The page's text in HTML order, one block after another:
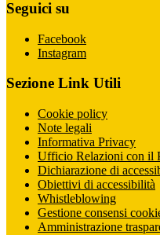
Seguici su
Facebook
Instagram
Sezione Link Utili
Cookie policy
Note legali
Informativa Privacy
Ufficio Relazioni con il
Dichiarazione di
Obiettivi di accessibilità
Whistleblowing
Gestione consensi
Amministrazione